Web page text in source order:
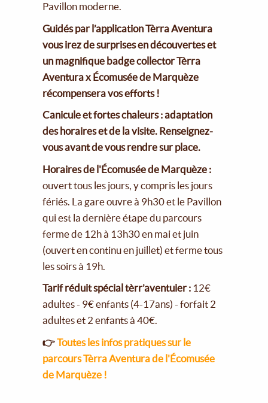
Pavillon moderne.
Guidés par l’application Tèrra Aventura
vous irez de surprises en découvertes et
un magnifique badge collector Tèrra
Aventura x Écomusée de Marquèze
récompensera vos efforts !
Canicule et fortes chaleurs : adaptation
des horaires et de la visite. Renseignez-
vous avant de vous rendre sur place.
Horaires de l'Écomusée de Marquèze :
ouvert tous les jours, y compris les jours
fériés. La gare ouvre à 9h30 et le Pavillon
qui est la dernière étape du parcours
ferme de 12h à 13h30 en mai et juin
(ouvert en continu en juillet) et ferme tous
les soirs à 19h.
Tarif réduit spécial tèrr’aventuier : 12€
adultes - 9€ enfants (4-17ans) - forfait 2
adultes et 2 enfants à 40€.
👉Toutes les infos pratiques sur le
parcours Tèrra Aventura de l'Écomusée
de Marquèze !